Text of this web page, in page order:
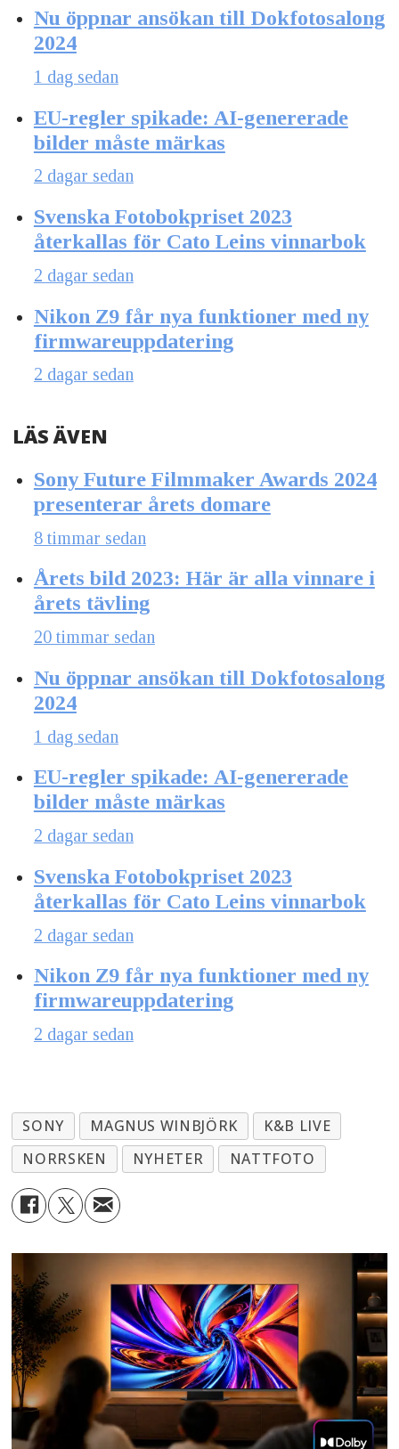
Nu öppnar ansökan till Dokfotosalong
2024
1 dag sedan
EU-regler spikade: AI-genererade
bilder måste märkas
2 dagar sedan
Svenska Fotobokpriset 2023
återkallas för Cato Leins vinnarbok
2 dagar sedan
Nikon Z9 får nya funktioner med ny
firmwareuppdatering
2 dagar sedan
LÄS ÄVEN
Sony Future Filmmaker Awards 2024
presenterar årets domare
8 timmar sedan
Årets bild 2023: Här är alla vinnare i
årets tävling
20 timmar sedan
Nu öppnar ansökan till Dokfotosalong
2024
1 dag sedan
EU-regler spikade: AI-genererade
bilder måste märkas
2 dagar sedan
Svenska Fotobokpriset 2023
återkallas för Cato Leins vinnarbok
2 dagar sedan
Nikon Z9 får nya funktioner med ny
firmwareuppdatering
2 dagar sedan
SONY MAGNUS WINBJÖRK
K&B LIVE
NORRSKEN
NYHETER NATTFOTO